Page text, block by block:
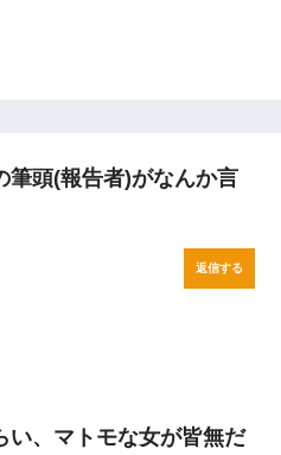
筆頭(報告者)がなんか言
返信する
い、マトモな女が皆無だ